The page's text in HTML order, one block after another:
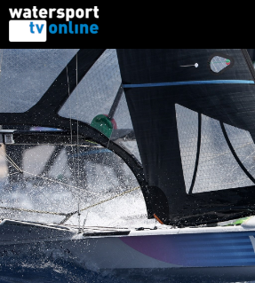
Zeilen Motorboot-sloep Adverteren
Home Contact Bellen